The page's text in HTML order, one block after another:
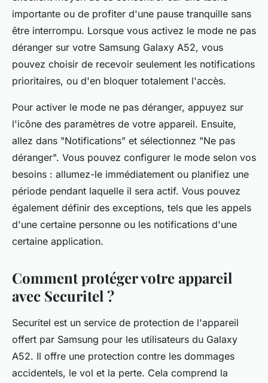
importante ou de profiter d'une pause tranquille sans
être interrompu. Lorsque vous activez le mode ne pas
déranger sur votre Samsung Galaxy A52, vous
pouvez choisir de recevoir seulement les notifications
prioritaires, ou d'en bloquer totalement l'accès.
Pour activer le mode ne pas déranger, appuyez sur
l'icône des paramètres de votre appareil. Ensuite,
allez dans "Notifications" et sélectionnez "Ne pas
déranger". Vous pouvez configurer le mode selon vos
besoins : allumez-le immédiatement ou planifiez une
période pendant laquelle il sera actif. Vous pouvez
également définir des exceptions, tels que les appels
d'une certaine personne ou les notifications d'une
certaine application.
Comment protéger votre appareil
avec Securitel ?
Securitel est un service de protection de l'appareil
offert par Samsung pour les utilisateurs du Galaxy
A52. Il offre une protection contre les dommages
accidentels, le vol et la perte. Cela comprend la